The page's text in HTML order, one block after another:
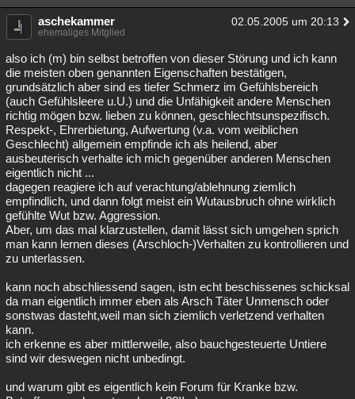
aschekammer 02.05.2005 um 20:13
ehemaliges Mitglied
also ich (m) bin selbst betroffen von dieser Störung und ich kann
die meisten oben genannten Eigenschaften bestätigen,
grundsätzlich aber sind es tiefer Schmerz im Gefühlsbereich
(auch Gefühlsleere u.U.) und die Unfähigkeit andere Menschen
richtig mögen bzw. lieben zu können, geschlechtsunspezifisch.
Respekt-, Ehrerbietung, Aufwertung (v.a. vom weiblichen
Geschlecht) allgemein empfinde ich als heilend, aber
ausbeuterisch verhalte ich mich gegenüber anderen Menschen
eigentlich nicht ...
dagegen reagiere ich auf verachtung/ablehnung ziemlich
empfindlich, und dann folgt meist ein Wutausbruch ohne wirklich
gefühlte Wut bzw. Aggression.
Aber, um das mal klarzustellen, damit lässt sich umgehen sprich
man kann lernen dieses (Arschloch-)Verhalten zu kontrollieren und
zu unterlassen.
kann noch abschliessend sagen, istn echt beschissenes schicksal
da man eigentlich immer eben als Arsch Täter Unmensch oder
sonstwas dasteht,weil man sich ziemlich verletzend verhalten
kann.
ich erkenne es aber mittlerweile, also bauchgesteuerte Untiere
sind wir deswegen nicht unbedingt.
und warum gibt es eigentlich kein Forum für Kranke bzw.